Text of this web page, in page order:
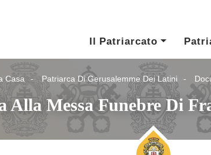
Il Patriarcato
Casa Patriarca Di Gerusalemme Dei Latini
Alla Messa Funebre Di